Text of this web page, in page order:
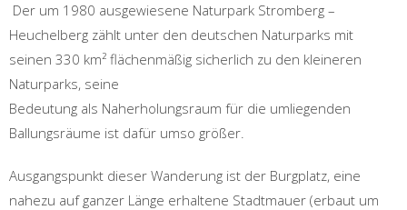
Der um 1980 ausgewiesene Naturpark Stromberg –
Heuchelberg zählt unter den deutschen Naturparks mit
seinen 330 km² flächenmäßig sicherlich zu den kleineren
Naturparks, seine
Bedeutung als Naherholungsraum für die umliegenden
Ballungsräume ist dafür umso größer.
Ausgangspunkt dieser Wanderung ist der Burgplatz, eine
nahezu auf ganzer Länge erhaltene Stadtmauer (erbaut um